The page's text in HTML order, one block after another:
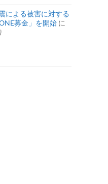
による被害に対する
募金」を開始 に